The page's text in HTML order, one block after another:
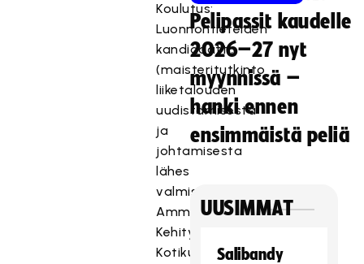
i
e
v
ä
s
ä
.
Hyväksy markkinointievästeet
Koulutus:
Luonnontieteiden
kandidaatti,
(maisteritutkinto
liiketalouden
uudistamisesta
ja
johtamisesta
lähes
valmis)
Ammatti:
Kehitysjohtaja
Kotikunta:
Pelipassit kaudelle
2026–27 nyt
myynnissä –
hanki ennen
ensimmäistä peliä
UUSIMMAT
Salibandy